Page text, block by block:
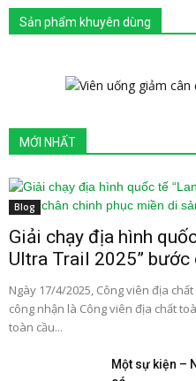
Sản phẩm khuyên dùng
MỚI NHẤT
Blog
Giải chạy địa hình
Ultra Trail 2025” bước
Ngày 17/4/2025, Công viên địa
công nhận là Công viên địa chất
toàn cầu...
Một sự kiện –